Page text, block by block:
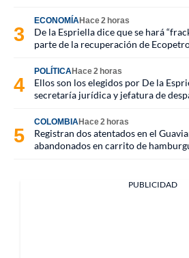
ECONOMÍAHace 2 horas
De la Espriella dice que se hará
parte de la recuperación de
POLÍTICAHace 2 horas
Ellos son los elegidos por De la
secretaría jurídica y jefatura de
COLOMBIAHace 2 horas
Registran dos atentados en el
abandonados en carrito de
PUBLICIDAD